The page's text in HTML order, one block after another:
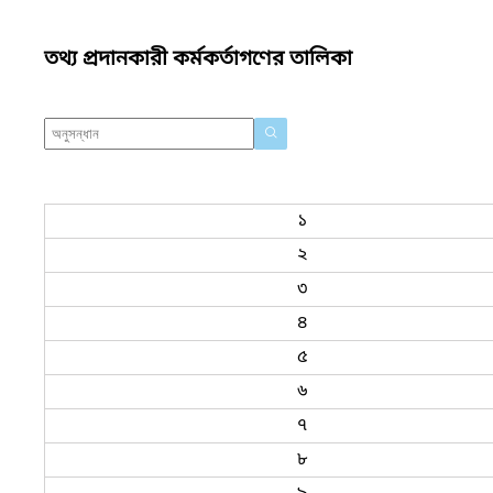
তথ্য প্রদানকারী কর্মকর্তাগণের তালিকা
১
২
৩
৪
৫
৬
৭
৮